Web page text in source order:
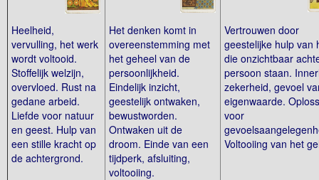
Heelheid,
vervulling, het werk
wordt voltooid.
Stoffelijk welzijn,
overvloed. Rust na
gedane arbeid.
Liefde voor natuur
en geest. Hulp van
een stille kracht op
de achtergrond.
Het denken komt in
overeenstemming met
het geheel van de
persoonlijkheid.
Eindelijk inzicht,
geestelijk ontwaken,
bewustworden.
Ontwaken uit de
droom. Einde van een
tijdperk, afsluiting,
voltooiing.
Vertrouwen door
geestelijke hulp van
die onzichtbaar
persoon staan.
zekerheid, gevoel
eigenwaarde.
voor
Voltooiing van het